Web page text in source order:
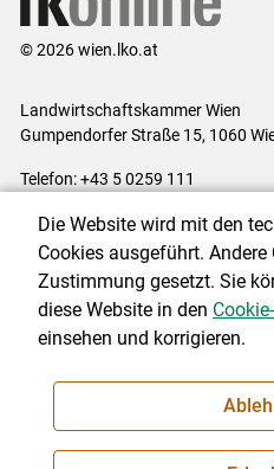
© 2026 wien.lko.at
Landwirtschaftskammer Wien
Gumpendorfer Straße 15, 1060
Telefon: +43 5 0259 111
Impressum|Kontakt|
Cookie-Einstellungen
NEWSLETTER
Die Website wird mit den
Cookies ausgeführt.
Zustimmung gesetzt. Sie
diese Website in den
einsehen und korrigieren.